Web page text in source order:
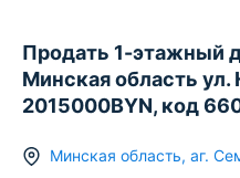
Продать 1-этажный
Минская область ул.
2015000BYN, код
Минская область, аг.